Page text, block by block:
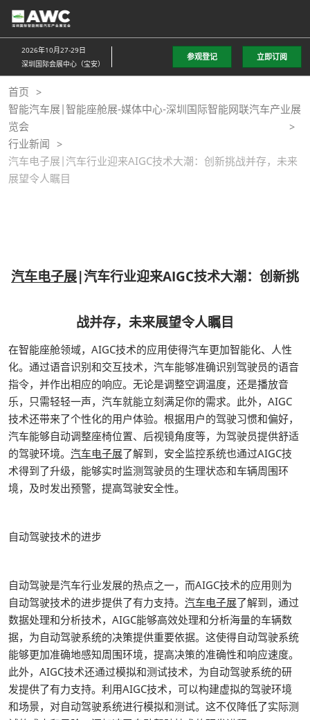
直
接
跳
至
内
容
2026年10月27-29日
深圳国际会展中心（宝安）
参观登记 立即订阅
首页
智能汽车展|智能座舱展-媒体中心-深圳国际智能网联汽车产业展
览会
行业新闻
汽车电子展|汽车行业迎来AIGC技术大潮：创新挑战并存，未来
展望令人瞩目
汽车电子展|汽车行业迎来AIGC技术大潮：创新挑
战并存，未来展望令人瞩目
在智能座舱领域，AIGC技术的应用使得汽车更加智能化、人性
化。通过语音识别和交互技术，汽车能够准确识别驾驶员的语音
指令，并作出相应的响应。无论是调整空调温度，还是播放音
乐，只需轻轻一声，汽车就能立刻满足你的需求。此外，AIGC
技术还带来了个性化的用户体验。根据用户的驾驶习惯和偏好，
汽车能够自动调整座椅位置、后视镜角度等，为驾驶员提供舒适
的驾驶环境。 汽车电子展了解到，安全监控系统也通过AIGC技
术得到了升级，能够实时监测驾驶员的生理状态和车辆周围环
境，及时发出预警，提高驾驶安全性。
自动驾驶技术的进步
自动驾驶是汽车行业发展的热点之一，而AIGC技术的应用则为
自动驾驶技术的进步提供了有力支持。 汽车电子展了解到，通过
数据处理和分析技术，AIGC能够高效处理和分析海量的车辆数
据，为自动驾驶系统的决策提供重要依据。这使得自动驾驶系统
能够更加准确地感知周围环境，提高决策的准确性和响应速度。
此外，AIGC技术还通过模拟和测试技术，为自动驾驶系统的研
发提供了有力支持。利用AIGC技术，可以构建虚拟的驾驶环境
和场景，对自动驾驶系统进行模拟和测试。这不仅降低了实际测